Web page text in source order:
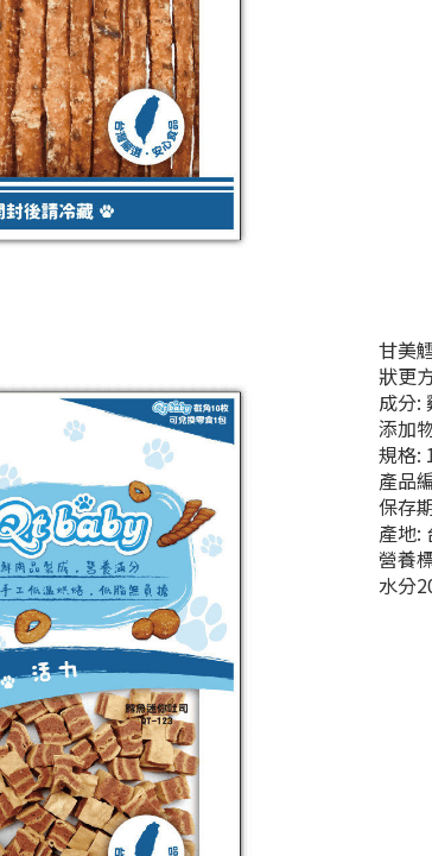
甘美
狀更
成分:
添加
規格:
產品
保存
產地:
營養
水分